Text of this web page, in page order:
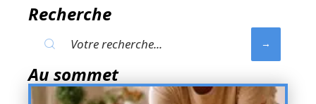
Recherche
Au sommet